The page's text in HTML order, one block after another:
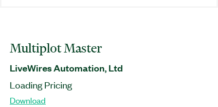
Multiplot Master
LiveWires Automation, Ltd
Loading Pricing
Download